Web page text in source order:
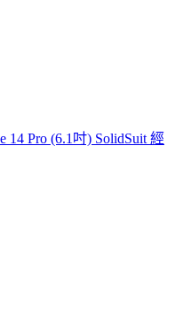
Pro (6.1吋) SolidSuit 經